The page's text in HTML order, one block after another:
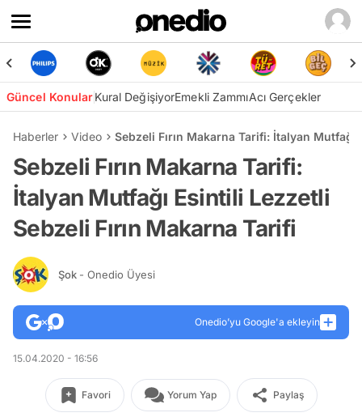
Güncel KonularKural DeğişiyorEmekli ZammıAcı Gerçekler
Haberler Video Sebzeli Fırın Makarna Tarifi: İtalyan
Sebzeli Fırın Makarna Tarifi:
İtalyan Mutfağı Esintili Lezzetli
Sebzeli Fırın Makarna Tarifi
Şok - Onedio Üyesi
Onedio’yu Google'a ekleyin
15.04.2020 - 16:56
Favori Yorum Yap Paylaş